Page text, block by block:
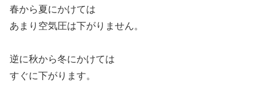
春から夏にかけては
あまり空気圧は下がりません。
逆に秋から冬にかけては
すぐに下がります。